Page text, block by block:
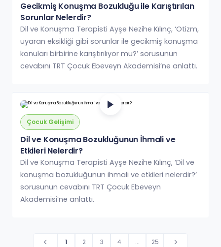
Gecikmiş Konuşma Bozukluğu ile Karıştırılan
Sorunlar Nelerdir?
Dil ve Konuşma Terapisti Ayşe Nezihe Kılınç, ‘Otizm,
uyaran eksikliği gibi sorunlar ile gecikmiş konuşma
konuları birbirine karıştırılıyor mu?’ sorusunun
cevabını TRT Çocuk Ebeveyn Akademisi’ne anlattı.
Çocuk Gelişimi
Dil ve Konuşma Bozukluğunun İhmali ve
Etkileri Nelerdir?
Dil ve Konuşma Terapisti Ayşe Nezihe Kılınç, ‘Dil ve
konuşma bozukluğunun ihmali ve etkileri nelerdir?’
sorusunun cevabını TRT Çocuk Ebeveyn
Akademisi’ne anlattı.
1 2 3 4 ... 25